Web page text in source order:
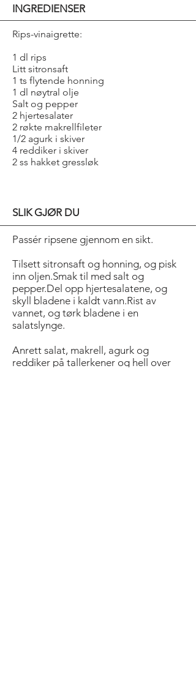
INGREDIENSER
Rips-vinaigrette:
1 dl rips
Litt sitronsaft
1 ts flytende honning
1 dl nøytral olje
Salt og pepper
2 hjertesalater
2 røkte makrellfileter
1/2 agurk i skiver
4 reddiker i skiver
2 ss hakket gressløk
SLIK GJØR DU
Passér ripsene gjennom en sikt.
Tilsett sitronsaft og honning, og pisk
inn oljen.Smak til med salt og
pepper.Del opp hjertesalatene, og
skyll bladene i kaldt vann.Rist av
vannet, og tørk bladene i en
salatslynge.
Anrett salat, makrell, agurk og
reddiker på tallerkener og hell over